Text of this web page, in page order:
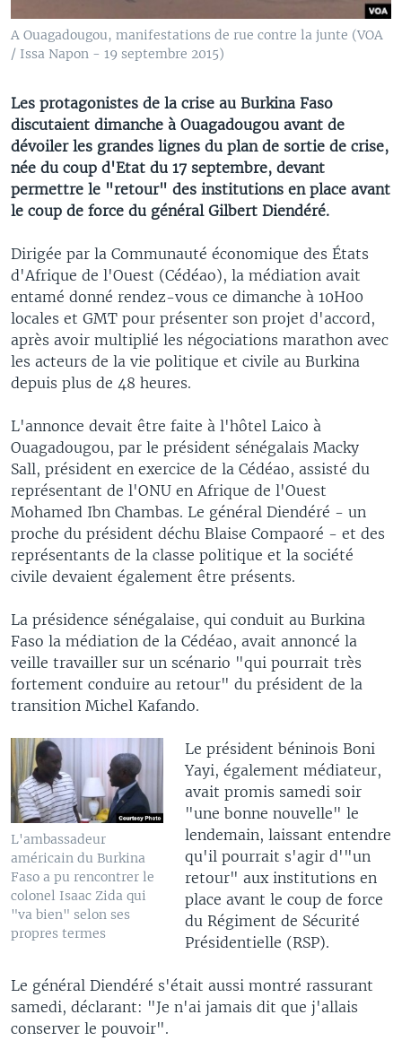
A Ouagadougou, manifestations de rue contre la junte (VOA
/ Issa Napon - 19 septembre 2015)
Les protagonistes de la crise au Burkina Faso
discutaient dimanche à Ouagadougou avant de
dévoiler les grandes lignes du plan de sortie de crise,
née du coup d'Etat du 17 septembre, devant
permettre le "retour" des institutions en place avant
le coup de force du général Gilbert Diendéré.
Dirigée par la Communauté économique des États
d'Afrique de l'Ouest (Cédéao), la médiation avait
entamé donné rendez-vous ce dimanche à 10H00
locales et GMT pour présenter son projet d'accord,
après avoir multiplié les négociations marathon avec
les acteurs de la vie politique et civile au Burkina
depuis plus de 48 heures.
L'annonce devait être faite à l'hôtel Laico à
Ouagadougou, par le président sénégalais Macky
Sall, président en exercice de la Cédéao, assisté du
représentant de l'ONU en Afrique de l'Ouest
Mohamed Ibn Chambas. Le général Diendéré - un
proche du président déchu Blaise Compaoré - et des
représentants de la classe politique et la société
civile devaient également être présents.
La présidence sénégalaise, qui conduit au Burkina
Faso la médiation de la Cédéao, avait annoncé la
veille travailler sur un scénario "qui pourrait très
fortement conduire au retour" du président de la
transition Michel Kafando.
L'ambassadeur
américain du Burkina
Faso a pu rencontrer le
colonel Isaac Zida qui
"va bien" selon ses
propres termes
Le président béninois Boni
Yayi, également médiateur,
avait promis samedi soir
"une bonne nouvelle" le
lendemain, laissant entendre
qu'il pourrait s'agir d'"un
retour" aux institutions en
place avant le coup de force
du Régiment de Sécurité
Présidentielle (RSP).
Le général Diendéré s'était aussi montré rassurant
samedi, déclarant: "Je n'ai jamais dit que j'allais
conserver le pouvoir".